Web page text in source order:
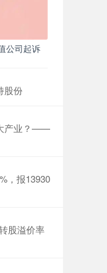
公司起诉
股份
产业？——
，报13930
股溢价率